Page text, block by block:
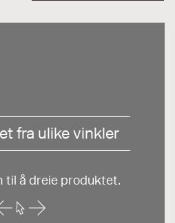
fra ulike vinkler
til å dreie produktet.